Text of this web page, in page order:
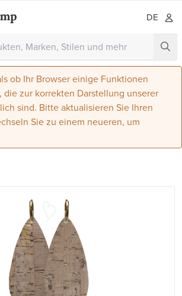
DE
ob Ihr Browser einige Funktionen
zur korrekten Darstellung unserer
sind. Bitte aktualisieren Sie Ihren
Sie zu einem neueren, um